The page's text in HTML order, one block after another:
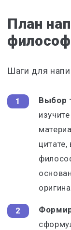
План
Шаги для
Выбор
цитате,